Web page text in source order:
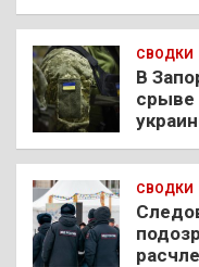
СВОДКИ
В
срыве
СВОДКИ